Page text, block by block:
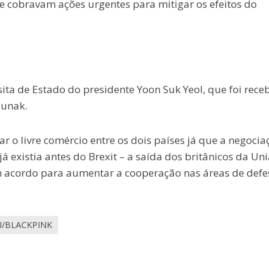
ações urgentes para mitigar os efeitos do
de Estado do presidente Yoon Suk Yeol, que foi
o livre comércio entre os dois países já que a
existia antes do Brexit – a saída dos britânicos da
para aumentar a cooperação nas áreas de
BLACKPINK